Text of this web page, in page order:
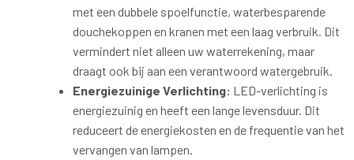
met een dubbele spoelfunctie, waterbesparende
douchekoppen en kranen met een laag verbruik. Dit
vermindert niet alleen uw waterrekening, maar
draagt ook bij aan een verantwoord watergebruik.
Energiezuinige Verlichting: LED-verlichting is
energiezuinig en heeft een lange levensduur. Dit
reduceert de energiekosten en de frequentie van het
vervangen van lampen.